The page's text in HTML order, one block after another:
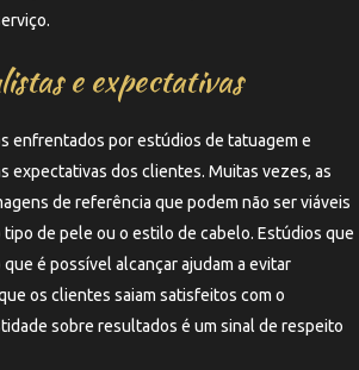
e expectativas
enfrentados por estúdios de tatuagem e
expectativas dos clientes. Muitas vezes, as
de referência que podem não ser viáveis
de pele ou o estilo de cabelo. Estúdios que
é possível alcançar ajudam a evitar
os clientes saiam satisfeitos com o
sobre resultados é um sinal de respeito